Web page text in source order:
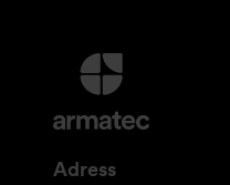
Ytterligare
information
och
Adress